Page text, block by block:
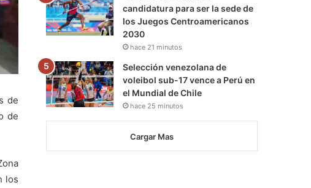
de
de
los
candidatura para ser la sede de
los Juegos Centroamericanos
2030
hace 21 minutos
Selección venezolana de
voleibol sub-17 vence a Perú en
el Mundial de Chile
hace 25 minutos
Cargar Mas